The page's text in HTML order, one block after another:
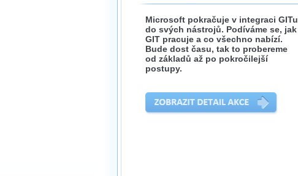
Microsoft pokračuje v integraci GITu
do svých nástrojů. Podíváme se, jak
GIT pracuje a co všechno nabízí.
Bude dost času, tak to probereme
od základů až po pokročilejší
postupy.